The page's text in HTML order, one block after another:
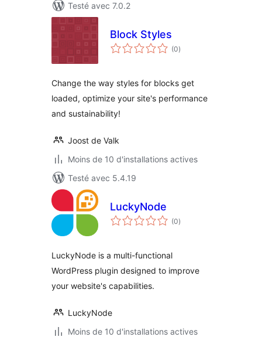
Testé avec 7.0.2
Block Styles
(0notes
en
)
Change the way styles for blocks get
loaded, optimize your site's performance
and sustainability!
Joost de Valk
Moins de 10 d'installations actives
Testé avec 5.4.19
LuckyNode
(0notes
en
)
LuckyNode is a multi-functional
WordPress plugin designed to improve
your website's capabilities.
LuckyNode
Moins de 10 d'installations actives